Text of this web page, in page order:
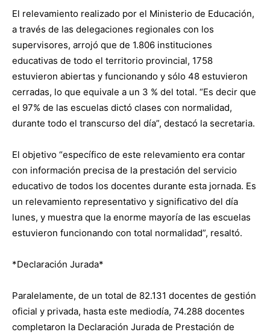
El relevamiento realizado por el Ministerio de Educación,
a través de las delegaciones regionales con los
supervisores, arrojó que de 1.806 instituciones
educativas de todo el territorio provincial, 1758
estuvieron abiertas y funcionando y sólo 48 estuvieron
cerradas, lo que equivale a un 3 % del total. “Es decir que
el 97% de las escuelas dictó clases con normalidad,
durante todo el transcurso del día”, destacó la secretaria.
El objetivo “específico de este relevamiento era contar
con información precisa de la prestación del servicio
educativo de todos los docentes durante esta jornada. Es
un relevamiento representativo y significativo del día
lunes, y muestra que la enorme mayoría de las escuelas
estuvieron funcionando con total normalidad”, resaltó.
*Declaración Jurada*
Paralelamente, de un total de 82.131 docentes de gestión
oficial y privada, hasta este mediodía, 74.288 docentes
completaron la Declaración Jurada de Prestación de